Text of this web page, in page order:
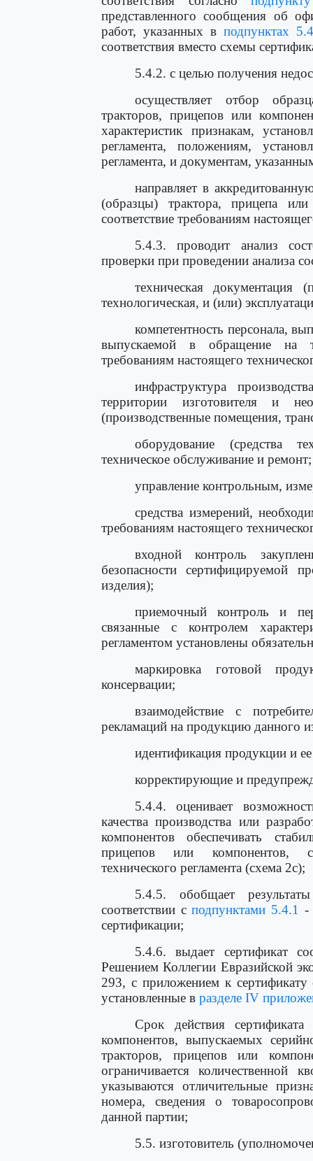
представленного сообщения об
работ, указанных в подпунктах
соответствия вместо схемы
5.4.2. с целью получения
осуществляет отбор
тракторов, прицепов или
характеристик признакам,
регламента, положениям,
регламента, и документам,
направляет в
(образцы) трактора, прицепа
соответствие требованиям
5.4.3. проводит анализ
проверки при проведении анализа
техническая документация
технологическая, и (или)
компетентность персонала,
выпускаемой в обращение на
требованиям настоящего
инфраструктура
территории изготовителя и
(производственные помещения,
оборудование (средства
техническое обслуживание и ремонт;
управление контрольным,
средства измерений,
требованиям настоящего
входной контроль
безопасности сертифицируемой
изделия);
приемочный контроль и
связанные с контролем
регламентом установлены
маркировка готовой
консервации;
взаимодействие с
рекламаций на продукцию данного
идентификация продукции и
корректирующие и
5.4.4. оценивает
качества производства или
компонентов обеспечивать
прицепов или компонентов,
технического регламента (схема 2с);
5.4.5. обобщает
соответствии сподпунктами 5.4.1
сертификации;
5.4.6. выдает сертификат
Решением Коллегии Евразийской
293, с приложением к сертификату
установленные в разделе IV
Срок действия
компонентов, выпускаемых
тракторов, прицепов или
ограничивается количественной
указываются отличительные
номера, сведения о
данной партии;
5.5. изготовитель